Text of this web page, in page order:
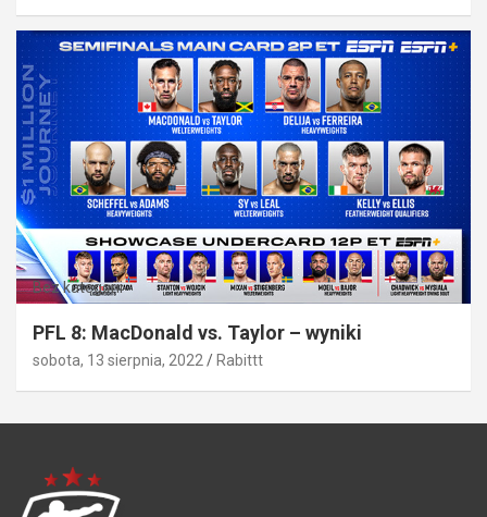
Bez kategorii
PFL 8: MacDonald vs. Taylor – wyniki
sobota, 13 sierpnia, 2022 Rabittt